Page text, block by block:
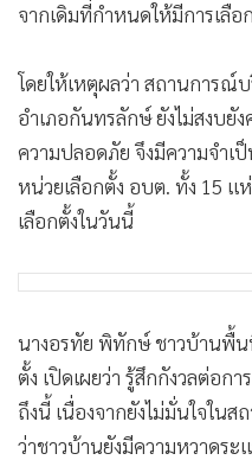
จากเดิมที่กำหนดให้มีการเลื
โดยให้เหตุผลว่า สถานการ
อำเภอกันทรลักษ์ ยังไม่สงบยั
ความปลอดภัย จึงมีความจำเ
หน่วยเลือกตั้ง อบต. ทั้ง 15 แ
เลือกตั้งในวันนี้
นางอรทัย พิทักษ์ ชาวบ้านพื้น
ตั้ง เปิดเผยว่า รู้สึกกังวลต่อก
ถึงนี้ เนื่องจากยังไม่มั่นใจใน
ว่าชาวบ้านยังมีความหวาดระ